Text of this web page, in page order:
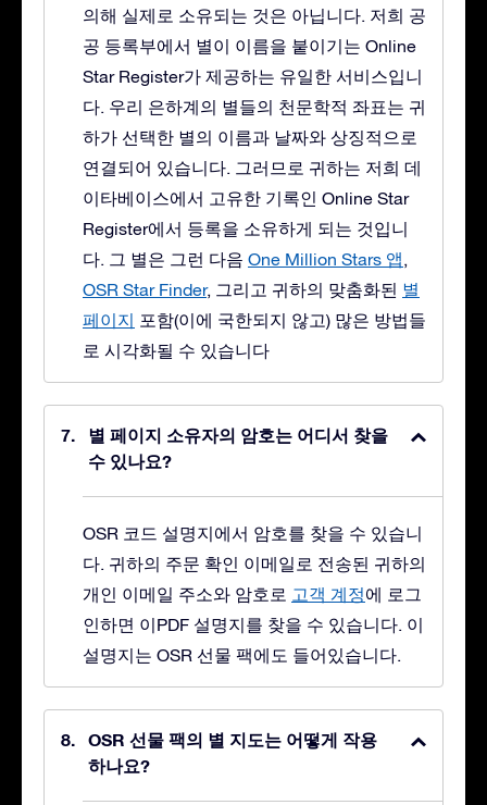
의해 실제로 소유되는 것은 아닙니다. 저희 공
공 등록부에서 별이 이름을 붙이기는 Online
Star Register가 제공하는 유일한 서비스입니
다. 우리 은하계의 별들의 천문학적 좌표는 귀
하가 선택한 별의 이름과 날짜와 상징적으로
연결되어 있습니다. 그러므로 귀하는 저희 데
이타베이스에서 고유한 기록인 Online Star
Register에서 등록을 소유하게 되는 것입니
다. 그 별은 그런 다음 One Million Stars 앱,
OSR Star Finder, 그리고 귀하의 맞춤화된 별
페이지 포함(이에 국한되지 않고) 많은 방법들
로 시각화될 수 있습니다
별 페이지 소유자의 암호는 어디서 찾을
수 있나요?
OSR 코드 설명지에서 암호를 찾을 수 있습니
다. 귀하의 주문 확인 이메일로 전송된 귀하의
개인 이메일 주소와 암호로 고객 계정에 로그
인하면 이PDF 설명지를 찾을 수 있습니다. 이
설명지는 OSR 선물 팩에도 들어있습니다.
OSR 선물 팩의 별 지도는 어떻게 작용
하나요?